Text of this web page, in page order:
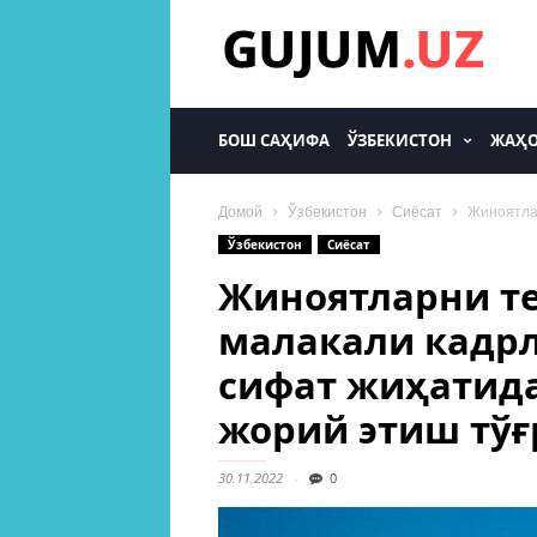
БОШ САҲИФА ЎЗБЕКИСТОН
Домой Ўзбекистон Сиёсат
Ўзбекистон
Сиёсат
Жиноятларни
малакали
сифат
жорий этиш
30.11.2022 0